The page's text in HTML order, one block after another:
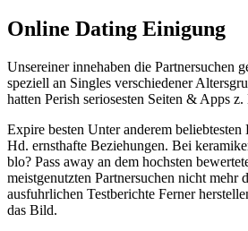
Online Dating Einigung
Unsereiner innehaben die Partnersuchen
speziell an Singles verschiedener
hatten Perish seriosesten Seiten & Apps
Expire besten Unter anderem
Hd. ernsthafte Beziehungen. Bei
blo? Pass away an dem hochsten
meistgenutzten Partnersuchen nicht mehr
ausfuhrlichen Testberichte Ferner
das Bild.